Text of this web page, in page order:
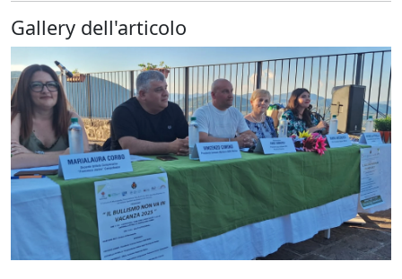
Gallery dell'articolo